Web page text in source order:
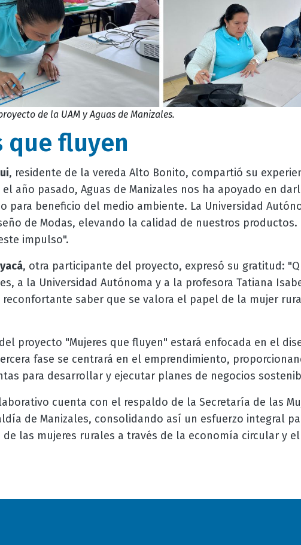
de la UAM y Aguas de Manizales.
que fluyen
, residente de la vereda Alto Bonito, compartió su
año pasado, Aguas de Manizales nos ha apoyado en
para beneficio del medio ambiente. La Universidad
de Modas, elevando la calidad de nuestros productos.
impulso".
, otra participante del proyecto, expresó su gratitud:
a la Universidad Autónoma y a la profesora Tatiana
reconfortante saber que se valora el papel de la mujer
proyecto "Mujeres que fluyen" estará enfocada en el
fase se centrará en el emprendimiento,
para desarrollar y ejecutar planes de negocios
cuenta con el respaldo de la Secretaría de las
de Manizales, consolidando así un esfuerzo integral
las mujeres rurales a través de la economía circular y